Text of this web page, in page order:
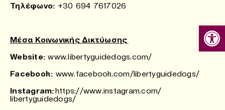
Τηλέφωνο: +30 694 7617026
Μέσα Κοινωνικής Δικτύωσης
Website: www.libertyguidedogs.com/
Facebook: www.facebook.com/libertyguidedogs/
Instagram:https://www.instagram.com/
libertyguidedogs/